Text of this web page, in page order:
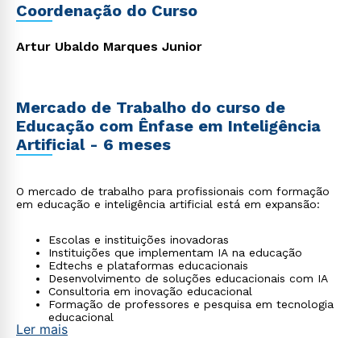
Coordenação do Curso
Artur Ubaldo Marques Junior
Mercado de Trabalho do curso de
Educação com Ênfase em Inteligência
Artificial - 6 meses
O mercado de trabalho para profissionais com formação
em educação e inteligência artificial está em expansão:
Escolas e instituições inovadoras
Instituições que implementam IA na educação
Edtechs e plataformas educacionais
Desenvolvimento de soluções educacionais com IA
Consultoria em inovação educacional
Formação de professores e pesquisa em tecnologia
educacional
Ler mais